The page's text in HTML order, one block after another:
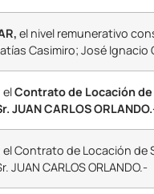
el nivel remunerativo
Casimiro; José
elContrato de Locación
JUAN CARLOS
el Contrato de Locación de
JUAN CARLOS ORLANDO.-